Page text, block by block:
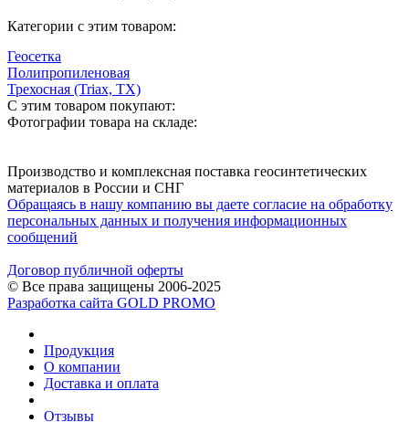
Категории с этим товаром:
Геосетка
Полипропиленовая
Трехосная (Triax, TX)
С этим товаром покупают:
Фотографии товара на складе:
Производство и комплексная поставка геосинтетических
материалов в России и СНГ
Обращаясь в нашу компанию вы даете согласие на обработку
персональных данных и получения информационных
сообщений
Договор публичной оферты
© Все права защищены 2006-2025
Разработка сайта GOLD PROMO
Продукция
О компании
Доставка и оплата
Отзывы